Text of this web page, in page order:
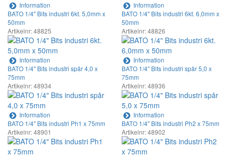
Information
Information
BATO 1/4" Bits industri 6kt. 5,0mm x
50mm
Artikelnr: 48825
Information
BATO 1/4" Bits industri 6kt. 6,0mm x
50mm
Artikelnr: 48826
Information
BATO 1/4" Bits industri spår 4,0 x
75mm
Artikelnr: 48934
Information
BATO 1/4" Bits industri spår 5,0 x
75mm
Artikelnr: 48936
Information
BATO 1/4" Bits industri Ph1 x 75mm
Artikelnr: 48901
BATO 1/4" Bits industri Ph2 x 75mm
Artikelnr: 48902